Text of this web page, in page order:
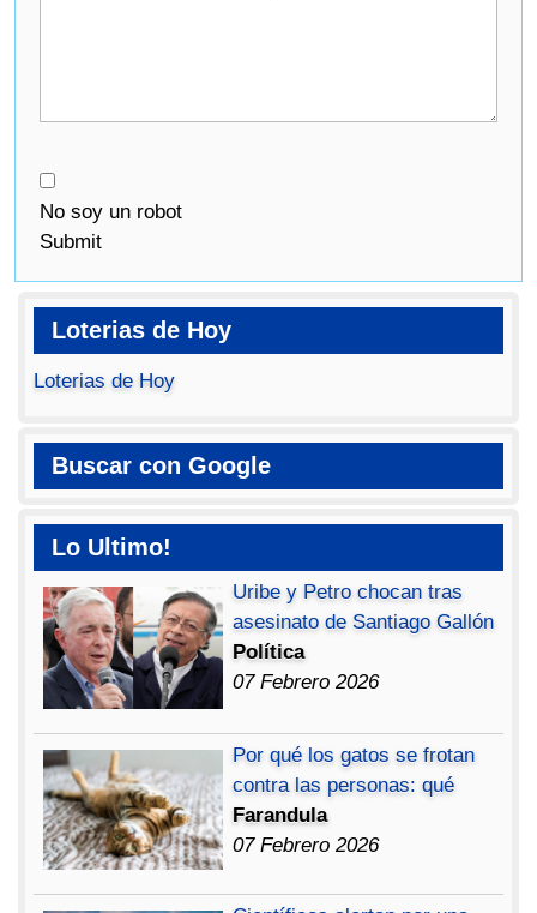
No soy un robot
Submit
Loterias de Hoy
Loterias de Hoy
Buscar con Google
Lo Ultimo!
Uribe y Petro chocan tras
asesinato de Santiago Gallón
Política
07 Febrero 2026
Por qué los gatos se frotan
contra las personas: qué
Farandula
07 Febrero 2026